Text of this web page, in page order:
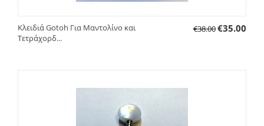
Κλειδιά Gotoh Για Μαντολίνο και
Τετράχορδ...
€38.00€35.00